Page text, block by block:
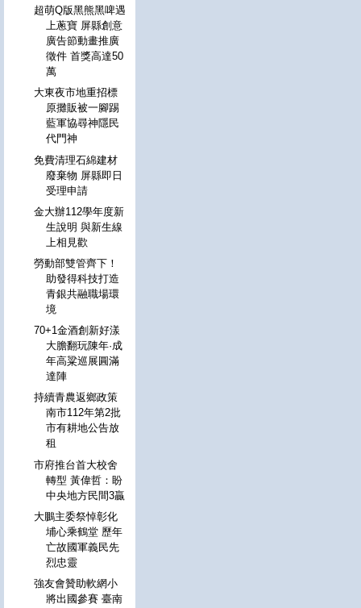
超萌Q版黑熊黑啤遇
上蔥寶 屏縣創意
廣告節動畫推廣
徵件 首獎高達50
萬
大東夜市地重招標
原攤販被一腳踢
藍軍協尋神隱民
代門神
免費清理石綿建材
廢棄物 屏縣即日
受理申請
金大辦112學年度新
生說明 與新生線
上相見歡
勞動部雙管齊下！
助發得科技打造
青銀共融職場環
境
70+1金酒創新好漾
大膽翻玩陳年·成
年高粱巡展圓滿
達陣
持續青農返鄉政策
南市112年第2批
市有耕地公告放
租
市府推台首大校舍
轉型 黃偉哲：盼
中央地方民間3贏
大鵬主委祭悼彰化
埔心乘鶴堂 歷年
亡故國軍義民先
烈忠靈
強友會贊助軟網小
將出國參賽 臺南